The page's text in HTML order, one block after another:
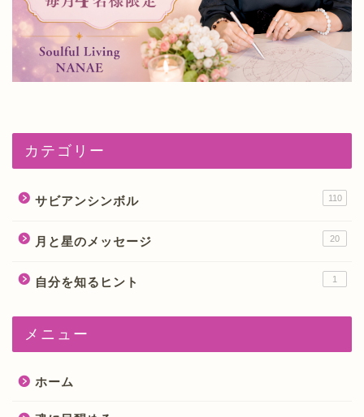
カテゴリー
サビアンシンボル 110
月と星のメッセージ 20
自分を知るヒント 1
メニュー
ホーム